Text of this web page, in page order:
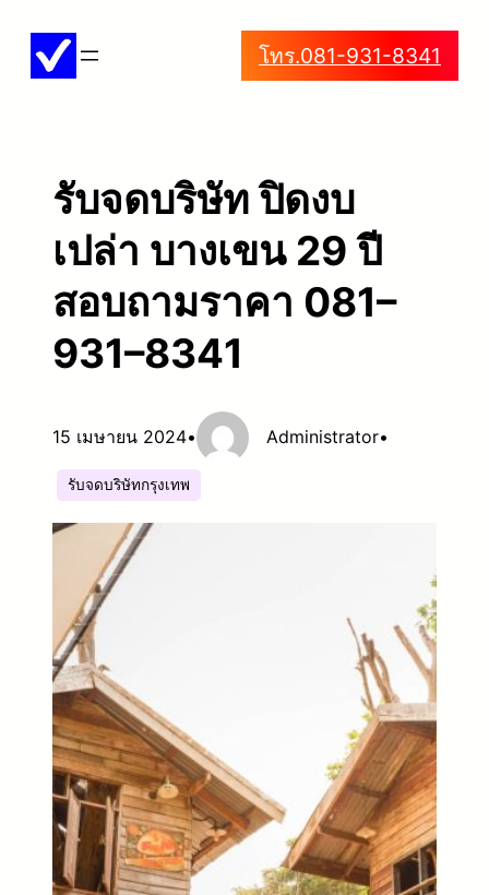
โทร.081-931-8341
รับจดบริษัท ปิดงบ
เปล่า บางเขน 29 ปี
สอบถามราคา 081–
931–8341
15 เมษายน 2024• Administrator•
รับจดบริษัทกรุงเทพ